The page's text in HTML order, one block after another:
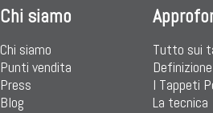
Chi siamo
Chi siamo
Punti vendita
Press
Blog
Tutto sui
I Tappeti
La tecnica